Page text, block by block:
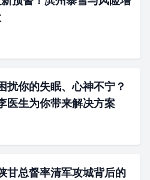
扰你的失眠、心神不宁？
医生为你带来解决方案
甘总督率清军攻城背后的